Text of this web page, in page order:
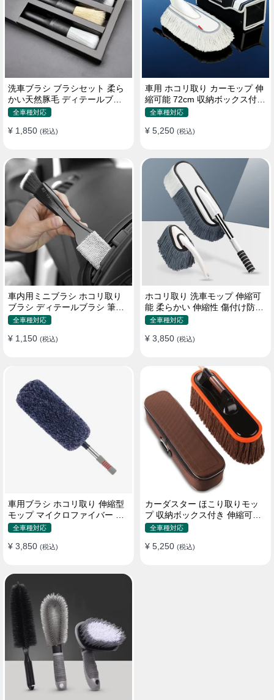
洗車ブラシ ブラシセット 柔ら
かい天然豚毛 ディテールブラ
シ 隙間ブラシ 筆タイプ
全車種対応
¥ 1,850 (税込)
車用 ホコリ取り カーモップ 伸
縮可能 72cm 収納ボックス付き
軽量・コンパクト
全車種対応
¥ 5,250 (税込)
車内用ミニブラシ ホコリ取り
ブラシ ディテールブラシ 筆タ
イプ 車 エアコン吹き出し口
全車種対応
¥ 1,150 (税込)
ホコリ取り 洗車モップ 伸縮可
能 柔らかい 伸縮性 傷付け防止
軽量・コンパクト
全車種対応
¥ 3,850 (税込)
車用ブラシ ホコリ取り 伸縮型
モップ マイクロファイバー 洗
車道具 軽量・コンパクト
全車種対応
¥ 3,850 (税込)
カーダスター ほこり取りモッ
プ 収納ボックス付き 伸縮可能
ワックスブラシ 洗車ブラシ
全車種対応
¥ 5,250 (税込)